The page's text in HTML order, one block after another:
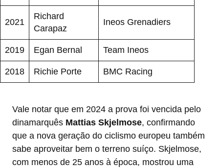
2021
Richard
Carapaz
Ineos Grenadiers
2019 Egan Bernal Team Ineos
2018 Richie Porte BMC Racing
Vale notar que em 2024 a prova foi vencida pelo
dinamarquês Mattias Skjelmose, confirmando
que a nova geração do ciclismo europeu também
sabe aproveitar bem o terreno suíço. Skjelmose,
com menos de 25 anos à época, mostrou uma